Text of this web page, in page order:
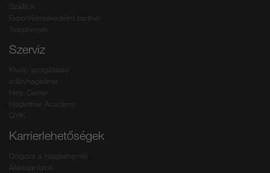
Szállítók
Export/kereskedelmi partner
Telephelyek
Szerviz
Kiváló szolgáltatás
edibyhagleitner
Help Center
Hagleitner Academy
GYIK
Karrierlehetőségek
Dolgozz a Hagleitnernél
Állásajánlatok